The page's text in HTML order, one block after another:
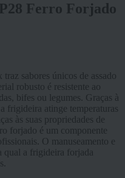
Ferro Forjado
sabores únicos de assado
robusto é resistente ao
bifes ou legumes. Graças à
frigideira atinge temperaturas
às suas propriedades de
forjado é um componente
O manuseamento e
qual a frigideira forjada